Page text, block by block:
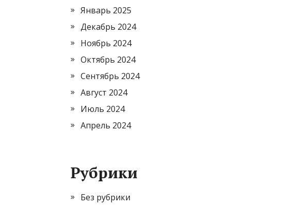
Январь 2025
Декабрь 2024
Ноябрь 2024
Октябрь 2024
Сентябрь 2024
Август 2024
Июль 2024
Апрель 2024
Рубрики
Без рубрики